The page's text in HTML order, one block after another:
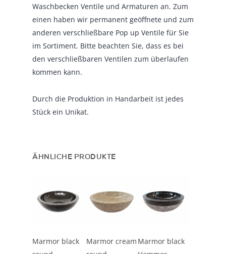
Waschbecken Ventile und Armaturen an. Zum
einen haben wir permanent geöffnete und zum
anderen verschließbare Pop up Ventile für Sie
im Sortiment. Bitte beachten Sie, dass es bei
den verschließbaren Ventilen zum überlaufen
kommen kann.
Durch die Produktion in Handarbeit ist jedes
Stück ein Unikat.
ÄHNLICHE PRODUKTE
In den
Marmor black
Marmor cream
In den
Marmor black